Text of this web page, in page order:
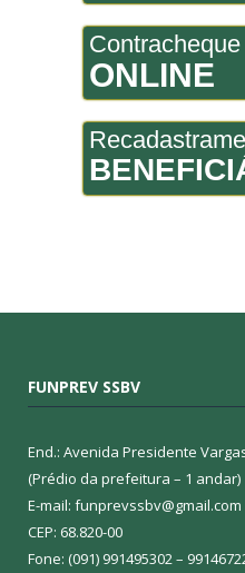
Contracheque
ONLINE
FUNPREV SSBV
End.: Avenida Presidente
(Prédio da prefeitura – 1 andar)
E-mail: funprevssbv@gmail.com
CEP: 68.820-00
Fone: (091) 991495302 –